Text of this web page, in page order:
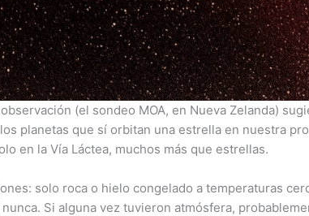
(el sondeo MOA, en Nueva Zelanda)
planetas que sí orbitan una estrella en nuestra
en la Vía Láctea, muchos más que estrellas.
solo roca o hielo congelado a temperaturas
Si alguna vez tuvieron atmósfera,